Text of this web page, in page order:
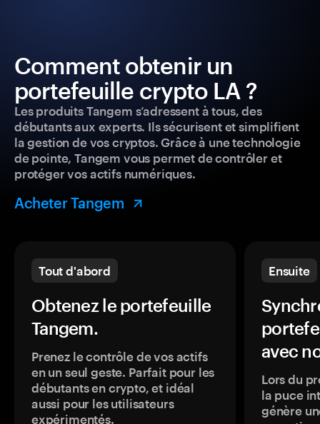
Comment obtenir un
portefeuille crypto LA ?
Les produits Tangem s’adressent à tous, des
débutants aux experts. Ils sécurisent et simplifient
la gestion de vos cryptos. Grâce à une technologie
de pointe, Tangem vous permet de contrôler et
protéger vos actifs numériques.
Acheter Tangem
Tout d'abord
Obtenez le portefeuille
Tangem.
Prenez le contrôle de vos actifs
en un seul geste. Parfait pour les
débutants en crypto, et idéal
aussi pour les utilisateurs
expérimentés.
Ensuite
avec
Lors du
la puce
génère